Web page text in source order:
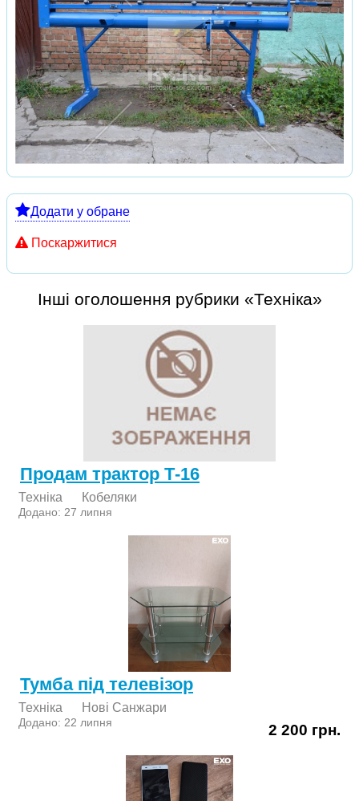
Додати у обране
Поскаржитися
Інші оголошення рубрики «Техніка»
Продам трактор Т-16
Техніка Кобеляки
Додано: 27 липня
Тумба під телевізор
Техніка Нові Cанжари
Додано: 22 липня 2 200 грн.